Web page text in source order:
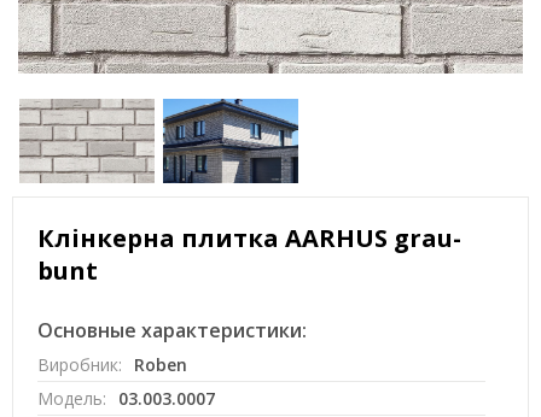
Клінкерна плитка AARHUS grau-
bunt
Основные характеристики:
Виробник:
Roben
Модель:
03.003.0007